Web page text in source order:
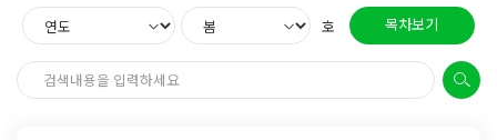
호 목차보기